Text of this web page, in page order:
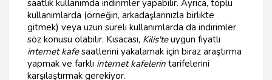
saatlik kullanımda indirimler yapabilir. Ayrıca, toplu
kullanımlarda (örneğin, arkadaşlarınızla birlikte
gitmek) veya uzun süreli kullanımlarda da indirimler
söz konusu olabilir. Kısacası, Kilis'teuygun fiyatlı
internet kafesaatlerini yakalamak için biraz araştırma
yapmak ve farklı internet kafelerin tarifelerini
karşılaştırmak gerekiyor.